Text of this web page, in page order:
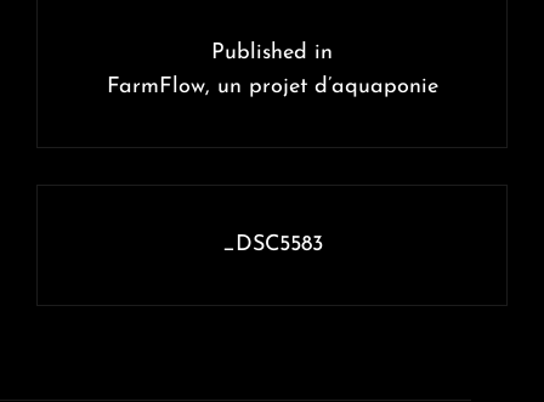
l’article
Published in
FarmFlow, un projet d’aquaponie
_DSC5583